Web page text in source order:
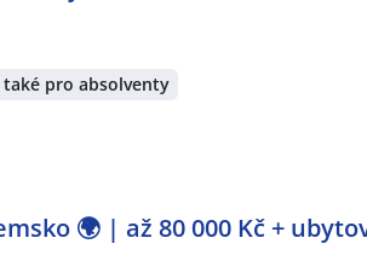
také pro absolventy
🌍 | až 80 000 Kč +